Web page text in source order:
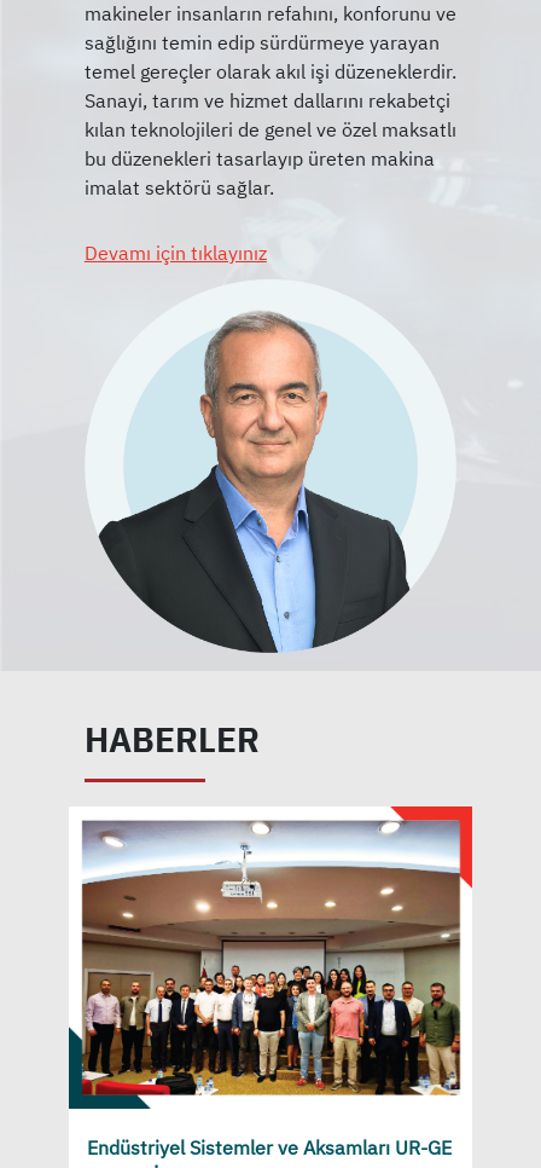
makineler insanların refahını, konforunu ve
sağlığını temin edip sürdürmeye yarayan
temel gereçler olarak akıl işi düzeneklerdir.
Sanayi, tarım ve hizmet dallarını rekabetçi
kılan teknolojileri de genel ve özel maksatlı
bu düzenekleri tasarlayıp üreten makina
Devamı için tıklayınız
HABERLER
Endüstriyel Sistemler ve Aksamları UR-GE